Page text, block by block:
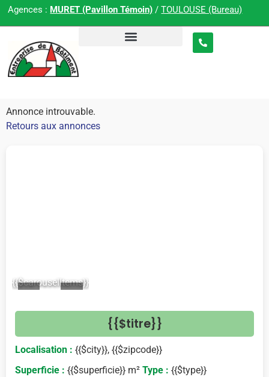
Agences : MURET (Pavillon Témoin) /TOULOUSE (Bureau)
Annonce introuvable.
Retours aux annonces
{{$carouselItems}}
{{$titre}}
Localisation : {{$city}}, {{$zipcode}}
Superficie : {{$superficie}} m² Type : {{$type}}